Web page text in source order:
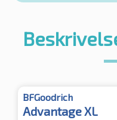
BFGoodrich
Advantage XL